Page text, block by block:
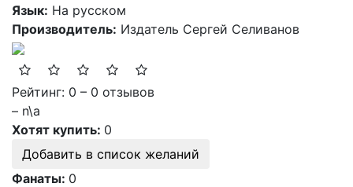
Язык: На русском
Производитель: Издатель Сергей Селиванов
Рейтинг: 0 – 0 отзывов
– n\a
Хотят купить: 0
Добавить в список желаний
Фанаты: 0